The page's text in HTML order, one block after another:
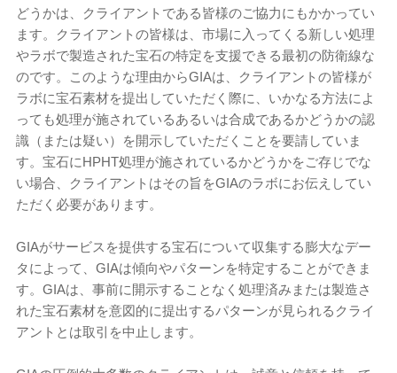
どうかは、クライアントである皆様のご協力にもかかってい
ます。クライアントの皆様は、市場に入ってくる新しい処理
やラボで製造された宝石の特定を支援できる最初の防衛線な
のです。このような理由からGIAは、クライアントの皆様が
ラボに宝石素材を提出していただく際に、いかなる方法によ
っても処理が施されているあるいは合成であるかどうかの認
識（または疑い）を開示していただくことを要請していま
す。宝石にHPHT処理が施されているかどうかをご存じでな
い場合、クライアントはその旨をGIAのラボにお伝えしてい
ただく必要があります。
GIAがサービスを提供する宝石について収集する膨大なデー
タによって、GIAは傾向やパターンを特定することができま
す。GIAは、事前に開示することなく処理済みまたは製造さ
れた宝石素材を意図的に提出するパターンが見られるクライ
アントとは取引を中止します。